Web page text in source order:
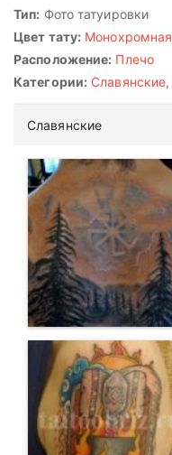
Тип: Фото татуировки
Цвет тату: Монохромная
Расположение: Плечо
Категории: Славянские,
Славянские